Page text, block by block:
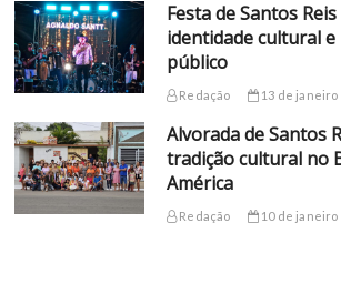
Festa de Santos
identidade cultural
público
Redação 13 de janeiro
Alvorada de Santos
tradição cultural no
América
Redação 10 de janeiro